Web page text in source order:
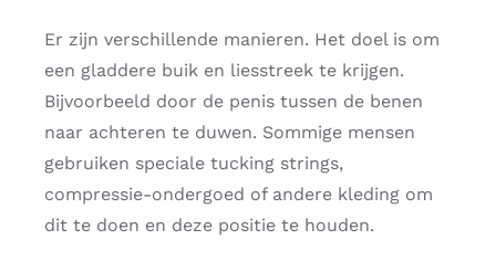
Er zijn verschillende manieren. Het doel is om
een gladdere buik en liesstreek te krijgen.
Bijvoorbeeld door de penis tussen de benen
naar achteren te duwen. Sommige mensen
gebruiken speciale tucking strings,
compressie-ondergoed of andere kleding om
dit te doen en deze positie te houden.